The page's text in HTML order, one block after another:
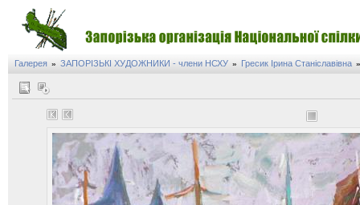
Галерея » ЗАПОРІЗЬКІ ХУДОЖНИКИ - члени НСХУ » Гресик Ірина Станіславівна